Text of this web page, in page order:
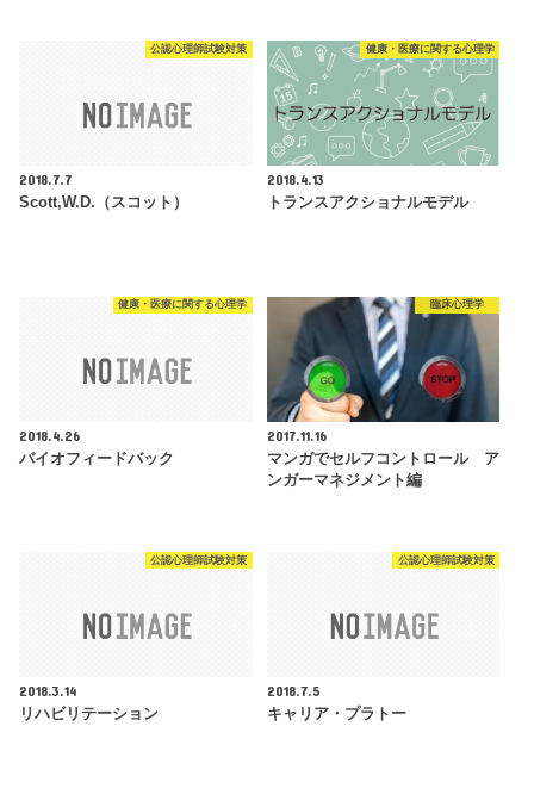
公認心理師試験対策
2018.7.7
Scott,W.D.（スコット）
健康・医療に関する心理学
2018.4.13
トランスアクショナルモデル
健康・医療に関する心理学
2018.4.26
バイオフィードバック
臨床心理学
2017.11.16
マンガでセルフコントロール ア
ンガーマネジメント編
公認心理師試験対策
2018.3.14
リハビリテーション
公認心理師試験対策
2018.7.5
キャリア・プラトー